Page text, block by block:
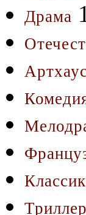
Драма
Триллер